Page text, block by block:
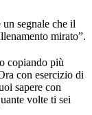
segnale che il
mirato”.
copiando più
con esercizio di
sapere con
volte ti sei